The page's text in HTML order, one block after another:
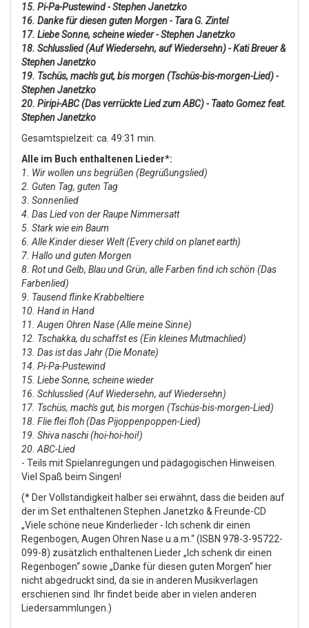
15. Pi-Pa-Pustewind- Stephen Janetzko
16. Danke für diesen guten Morgen - Tara G. Zintel
17. Liebe Sonne, scheine wieder- Stephen Janetzko
18. Schlusslied (Auf Wiedersehn, auf Wiedersehn) - Kati Breuer &
Stephen Janetzko
19. Tschüs, mach's gut, bis morgen (Tschüs-bis-morgen-Lied)-
Stephen Janetzko
20. Piripi-ABC (Das verrückte Lied zum ABC) - Taato Gomez feat.
Stephen Janetzko
Gesamtspielzeit: ca. 49:31 min.
Alle im Buch enthaltenen Lieder*:
1. Wir wollen uns begrüßen (Begrüßungslied)
2. Guten Tag, guten Tag
3. Sonnenlied
4. Das Lied von der Raupe Nimmersatt
5. Stark wie ein Baum
6. Alle Kinder dieser Welt (Every child on planet earth)
7. Hallo und guten Morgen
8. Rot und Gelb, Blau und Grün, alle Farben find ich schön (Das
Farbenlied)
9. Tausend flinke Krabbeltiere
10. Hand in Hand
11. Augen Ohren Nase (Alle meine Sinne)
12. Tschakka, du schaffst es (Ein kleines Mutmachlied)
13. Das ist das Jahr (Die Monate)
14. Pi-Pa-Pustewind
15. Liebe Sonne, scheine wieder
16. Schlusslied (Auf Wiedersehn, auf Wiedersehn)
17. Tschüs, mach's gut, bis morgen (Tschüs-bis-morgen-Lied)
18. Flie flei floh (Das Pijoppenpoppen-Lied)
19. Shiva naschi (hoi-hoi-hoi!)
20. ABC-Lied
- Teils mit Spielanregungen und pädagogischen Hinweisen.
Viel Spaß beim Singen!
(* Der Vollständigkeit halber sei erwähnt, dass die beiden auf
der im Set enthaltenen Stephen Janetzko & Freunde-CD
„Viele schöne neue Kinderlieder - Ich schenk dir einen
Regenbogen, Augen Ohren Nase u.a.m.“ (ISBN 978-3-95722-
099-8) zusätzlich enthaltenen Lieder „Ich schenk dir einen
Regenbogen“ sowie „Danke für diesen guten Morgen“ hier
nicht abgedruckt sind, da sie in anderen Musikverlagen
erschienen sind. Ihr findet beide aber in vielen anderen
Liedersammlungen.)